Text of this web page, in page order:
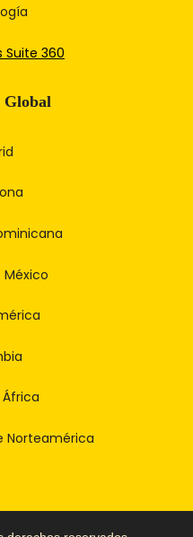
Suite 360
Global
Norteamérica